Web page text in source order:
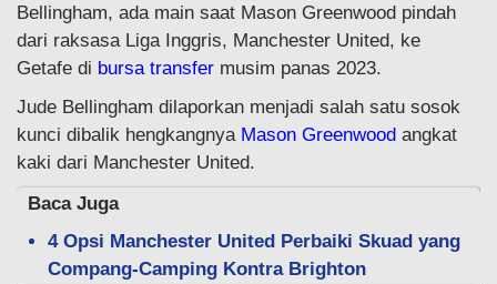
Bellingham, ada main saat Mason Greenwood pindah
dari raksasa Liga Inggris, Manchester United, ke
Getafe di bursa transfer musim panas 2023.
Jude Bellingham dilaporkan menjadi salah satu sosok
kunci dibalik hengkangnya Mason Greenwood angkat
kaki dari Manchester United.
Baca Juga
4 Opsi Manchester United Perbaiki Skuad yang
Compang-Camping Kontra Brighton